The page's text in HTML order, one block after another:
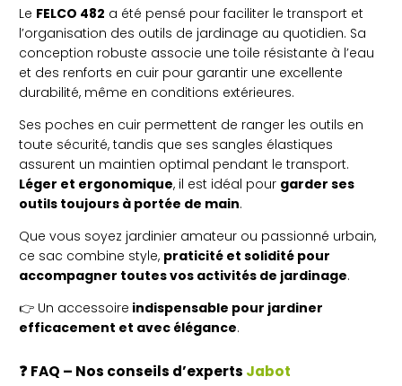
Le FELCO 482 a été pensé pour faciliter le transport et
l’organisation des outils de jardinage au quotidien. Sa
conception robuste associe une toile résistante à l’eau
et des renforts en cuir pour garantir une excellente
durabilité, même en conditions extérieures.
Ses poches en cuir permettent de ranger les outils en
toute sécurité, tandis que ses sangles élastiques
assurent un maintien optimal pendant le transport.
Léger et ergonomique, il est idéal pour garder ses
outils toujours à portée de main.
Que vous soyez jardinier amateur ou passionné urbain,
ce sac combine style, praticité et solidité pour
accompagner toutes vos activités de jardinage.
👉 Un accessoire indispensable pour jardiner
efficacement et avec élégance.
❓ FAQ – Nos conseils d’experts Jabot